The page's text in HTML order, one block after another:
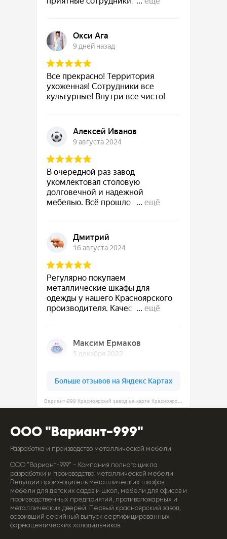
ООО "Вариант-999"
Разработка и производство металлической мебели
ООО "Вариант-999" - Компания полного цикла
разработки и производства металлической мебели.
Ведущий производитель металлических шкафов,
мебели для детских садов и школ, мебели для офисов и
производственных предприятий, противопожарных и
металлических дверей. Первый красноярский завод,
освоивший серийный выпуск сертифицированных
фармацевтических холодильников.